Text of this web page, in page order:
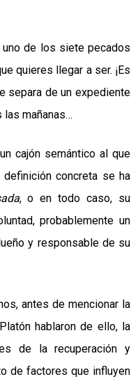
de los siete pecados
quieres llegar a ser. ¡Es
separa de un expediente
las mañanas…
cajón semántico al que
concreta se ha
, o en todo caso, su
probablemente un
y responsable de su
antes de mencionar la
hablaron de ello, la
de la recuperación y
de factores que influyen